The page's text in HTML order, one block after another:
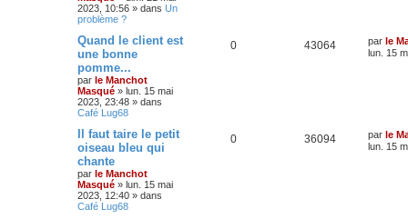
2023, 10:56 » dans Un
problème ?
Quand le client est
une bonne
pomme...
par le Manchot
Masqué » lun. 15 mai
2023, 23:48 » dans
Café Lug68
0 43064 par le
lun. 15
Il faut taire le petit
oiseau bleu qui
chante
par le Manchot
Masqué » lun. 15 mai
2023, 12:40 » dans
Café Lug68
0 36094 par le
lun. 15